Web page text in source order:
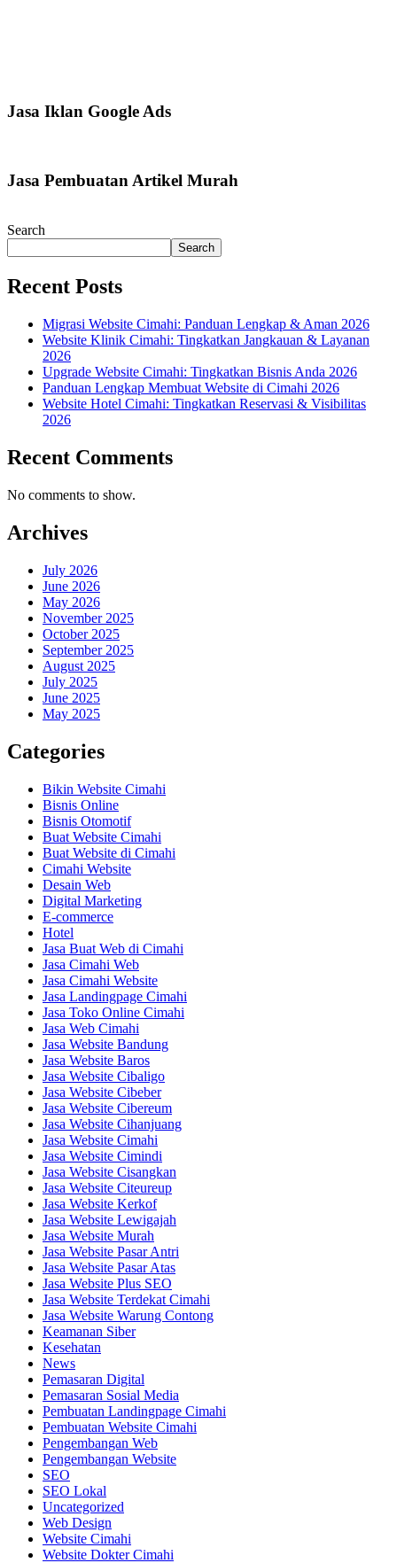
Jasa Iklan Google Ads
Jasa Pembuatan Artikel Murah
Search
Search
Recent Posts
Migrasi Website Cimahi: Panduan Lengkap & Aman 2026
Website Klinik Cimahi: Tingkatkan Jangkauan & Layanan
2026
Upgrade Website Cimahi: Tingkatkan Bisnis Anda 2026
Panduan Lengkap Membuat Website di Cimahi 2026
Website Hotel Cimahi: Tingkatkan Reservasi & Visibilitas
2026
Recent Comments
No comments to show.
Archives
July 2026
June 2026
May 2026
November 2025
October 2025
September 2025
August 2025
July 2025
June 2025
May 2025
Categories
Bikin Website Cimahi
Bisnis Online
Bisnis Otomotif
Buat Website Cimahi
Buat Website di Cimahi
Cimahi Website
Desain Web
Digital Marketing
E-commerce
Hotel
Jasa Buat Web di Cimahi
Jasa Cimahi Web
Jasa Cimahi Website
Jasa Landingpage Cimahi
Jasa Toko Online Cimahi
Jasa Web Cimahi
Jasa Website Bandung
Jasa Website Baros
Jasa Website Cibaligo
Jasa Website Cibeber
Jasa Website Cibereum
Jasa Website Cihanjuang
Jasa Website Cimahi
Jasa Website Cimindi
Jasa Website Cisangkan
Jasa Website Citeureup
Jasa Website Kerkof
Jasa Website Lewigajah
Jasa Website Murah
Jasa Website Pasar Antri
Jasa Website Pasar Atas
Jasa Website Plus SEO
Jasa Website Terdekat Cimahi
Jasa Website Warung Contong
Keamanan Siber
Kesehatan
News
Pemasaran Digital
Pemasaran Sosial Media
Pembuatan Landingpage Cimahi
Pembuatan Website Cimahi
Pengembangan Web
Pengembangan Website
SEO
SEO Lokal
Uncategorized
Web Design
Website Cimahi
Website Dokter Cimahi